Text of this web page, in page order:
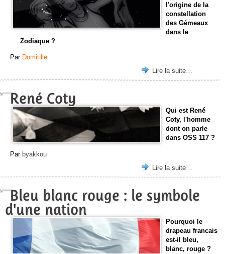
l'origine de la
constellation
des Gémeaux
dans le
Zodiaque ?
Par Domitille
Lire la suite…
René Coty
Qui est René
Coty, l'homme
dont on parle
dans OSS 117 ?
Par byakkou
Lire la suite…
Bleu blanc rouge : le symbole
d'une nation
Pourquoi le
drapeau francais
est-il bleu,
blanc, rouge ?